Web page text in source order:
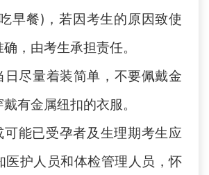
早餐)，若因考生的原因致使
，由考生承担责任。
日尽量着装简单，不要佩戴金
有金属纽扣的衣服。
可能已受孕者及生理期考生应
医护人员和体检管理人员，怀